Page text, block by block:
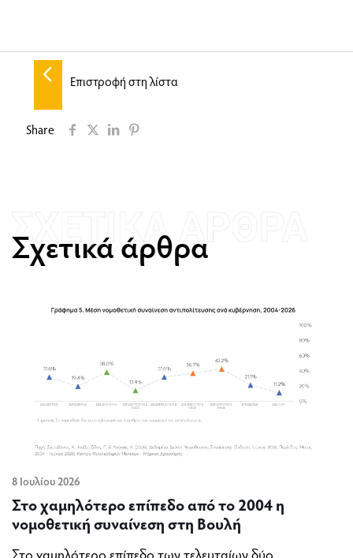
Επιστροφή στη λίστα
Share
Σχετικά άρθρα
8 Ιουλίου 2026
Στο χαμηλότερο επίπεδο από το 2004 η
νομοθετική συναίνεση στη Βουλή
Στο χαμηλότερο επίπεδο των τελευταίων δύο